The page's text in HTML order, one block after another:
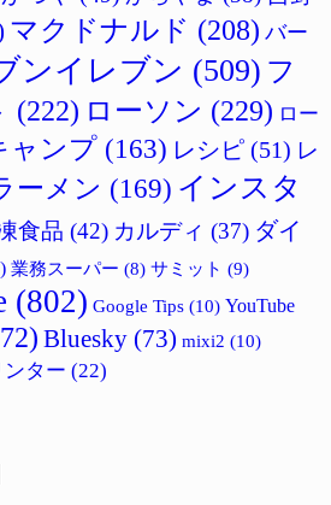
マクドナルド (208) バー
ンイレブン (509) フ
(222) ローソン (229) ロー
ャンプ (163) レシピ (51) レ
ーメン (169) インスタ
食品 (42) カルディ (37) ダイ
業務スーパー (8) サミット (9)
(802) Google Tips (10) YouTube
Bluesky (73) mixi2 (10)
ター (22)